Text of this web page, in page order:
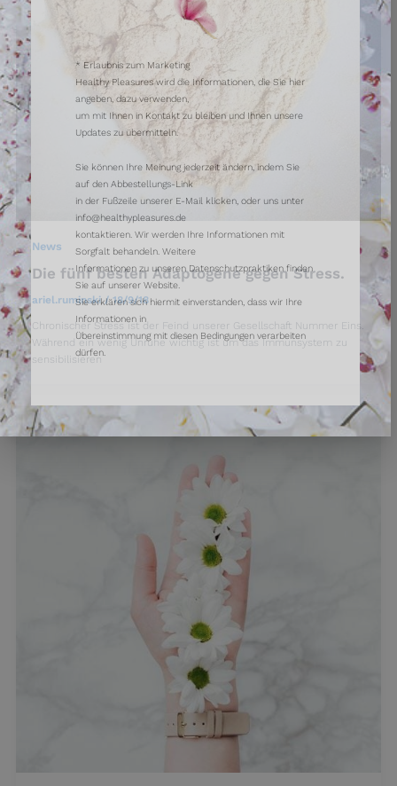
News
Die fünf besten Adaptogene gegen Stress.
ariel.ruminski/18/9/18
Chronischer Stress ist der Feind unserer Gesellschaft Nummer Eins.
Während ein wenig Unruhe wichtig ist um das Immunsystem zu
sensibilisieren
* Erlaubnis zum Marketing
Healthy Pleasures wird die Informationen, die Sie hier
angeben, dazu verwenden,
um mit Ihnen in Kontakt zu bleiben und Ihnen unsere
Updates zu übermitteln.
Sie können Ihre Meinung jederzeit ändern, indem Sie
auf den Abbestellungs-Link
in der Fußzeile unserer E-Mail klicken, oder uns unter
info@healthypleasures.de
kontaktieren. Wir werden Ihre Informationen mit
Sorgfalt behandeln. Weitere
Informationen zu unseren Datenschutzpraktiken finden
Sie auf unserer Website.
Sie erklären sich hiermit einverstanden, dass wir Ihre
Informationen in
Übereinstimmung mit diesen Bedingungen verarbeiten
dürfen.